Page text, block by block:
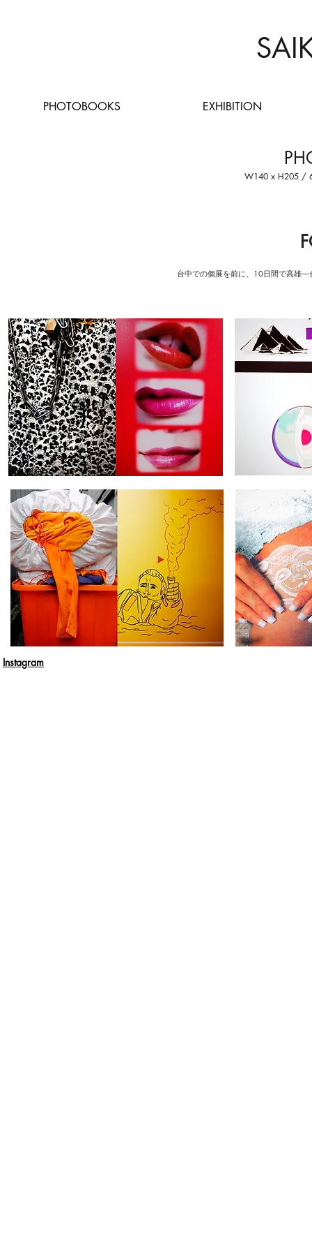
PHOTOBOOKS EXHIBITION
W140 x H205 /
台中での個展を前に、10日間で高雄
Instagram